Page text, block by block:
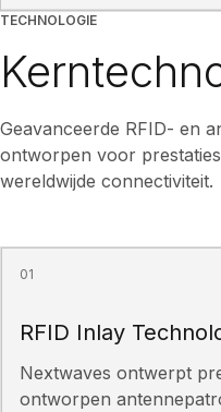
TECHNOLOGIE
Geavanceerde RFID- en
ontworpen voor
wereldwijde connectiviteit.
01
RFID Inlay
Nextwaves ontwerpt
ontworpen